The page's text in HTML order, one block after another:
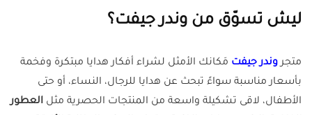
ليش تسوّق من وندر جيفت؟
متجروندر جيفت مَكانك الأمثل لشراء أفكار هدايا مبتكرة وفخمة
بأسعار مناسبة سواءً تبحث عن هدايا للرجال، النساء، أو حتى
الأطفال، لاقى تشكيلة واسعة من المنتجات الحصرية مثل العطور